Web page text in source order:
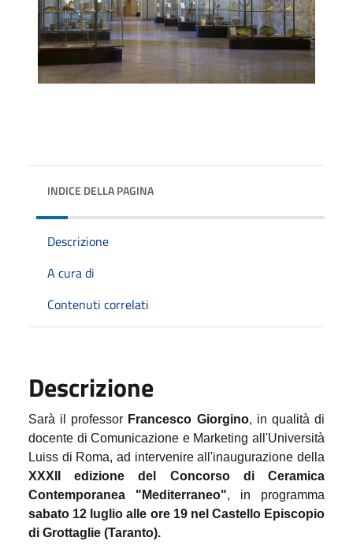
INDICE DELLA PAGINA
Descrizione
A cura di
Contenuti correlati
Descrizione
Sarà il professor Francesco Giorgino, in qualità di
docente di Comunicazione e Marketing all'Università
Luiss di Roma, ad intervenire all'inaugurazione della
XXXII edizione del Concorso di Ceramica
Contemporanea "Mediterraneo", in programma
sabato 12 luglio alle ore 19 nel Castello Episcopio
di Grottaglie (Taranto).